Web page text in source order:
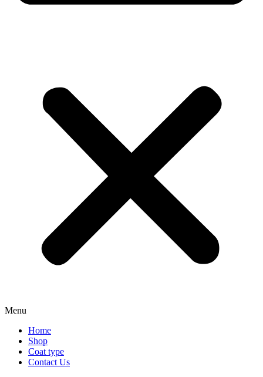
Menu
Home
Shop
Coat type
Contact Us